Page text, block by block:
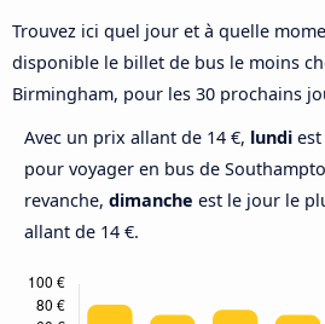
Trouvez ici quel jour et à quelle
disponible le billet de bus le moins
Birmingham, pour les 30 prochains
Avec un prix allant de 14 €, lundi
pour voyager en bus de
revanche, dimanche est le jour le
allant de 14 €.